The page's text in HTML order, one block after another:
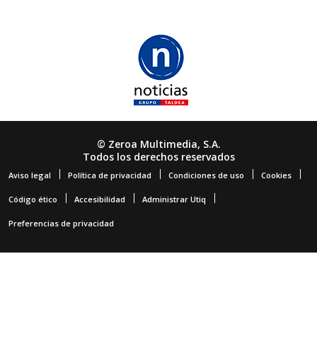
© Zeroa Multimedia, S.A.
Todos los derechos reservados
Aviso legal Política de privacidad Condiciones de uso Cookies
Código ético Accesibilidad Administrar Utiq
Preferencias de privacidad